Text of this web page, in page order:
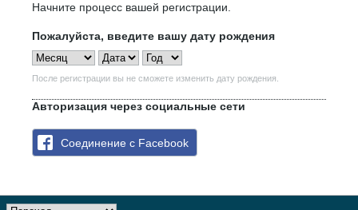
Начните процесс вашей регистрации.
Пожалуйста, введите вашу дату рождения
После регистрации вы не сможете изменить дату рождения.
Авторизация через социальные сети
Соединение с Facebook